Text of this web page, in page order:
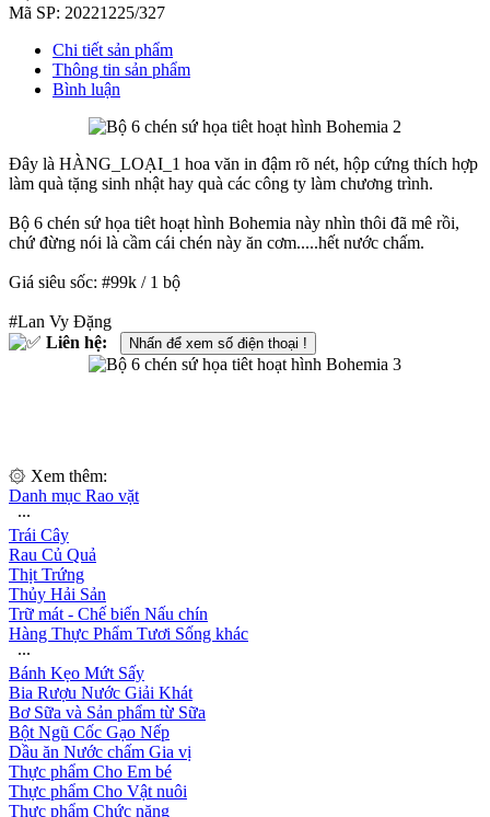
Mã SP: 20221225/327
Chi tiết sản phẩm
Thông tin sản phẩm
Bình luận
Đây là HÀNG_LOẠI_1 hoa văn in đậm rõ nét, hộp cứng thích hợp
làm quà tặng sinh nhật hay quà các công ty làm chương trình.
Bộ 6 chén sứ họa tiêt hoạt hình Bohemia này nhìn thôi đã mê rồi,
chứ đừng nói là cầm cái chén này ăn cơm.....hết nước chấm.
Giá siêu sốc: #99k / 1 bộ
#Lan Vy Đặng
Liên hệ:
Nhấn để xem số điện thoại !
۞ Xem thêm:
Danh mục Rao vặt
∙∙∙
Trái Cây
Rau Củ Quả
Thịt Trứng
Thủy Hải Sản
Trữ mát - Chế biến Nấu chín
Hàng Thực Phẩm Tươi Sống khác
∙∙∙
Bánh Kẹo Mứt Sấy
Bia Rượu Nước Giải Khát
Bơ Sữa và Sản phẩm từ Sữa
Bột Ngũ Cốc Gạo Nếp
Dầu ăn Nước chấm Gia vị
Thực phẩm Cho Em bé
Thực phẩm Cho Vật nuôi
Thực phẩm Chức năng